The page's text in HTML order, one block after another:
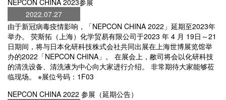
NEPCON CHINA 2023参展
2022.07.27
由于新冠病毒疫情影响，「NEPCON CHINA 2022」延期至2023年
举办。 荧斯拓（上海）化学贸易有限公司于2023 年 4 月 19日～21
日期间，将与日本化研科技株式会社共同出展在上海世博展览馆举
办的2022「NEPCON CHINA」。 在展会上，敝司将会以化研科技
的清洗设备、清洗液为中心向大家进行介绍。 非常期待大家能够莅
临现场。 ※展位号码：1F03
NEPCON CHINA 2022 参展（延期公告）